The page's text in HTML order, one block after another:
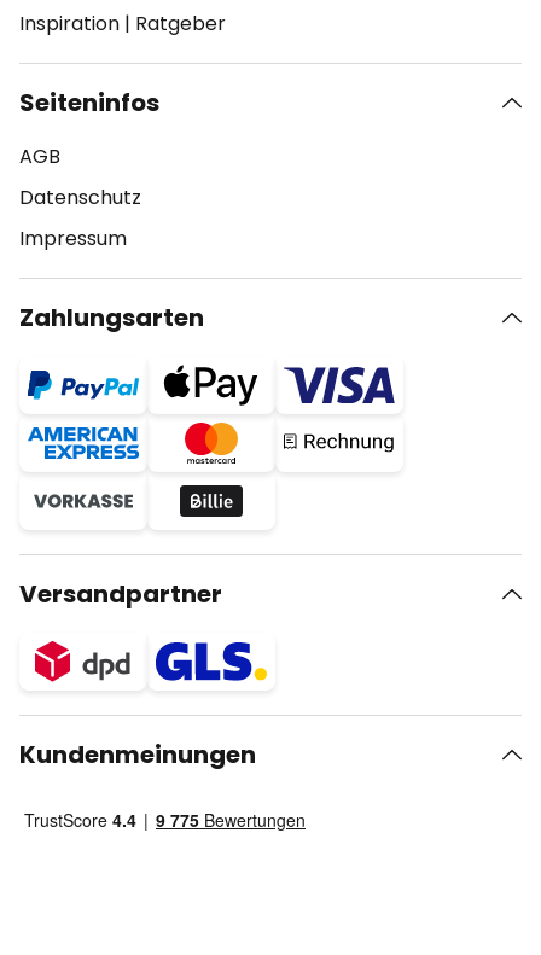
Inspiration | Ratgeber
Seiteninfos
AGB
Datenschutz
Impressum
Zahlungsarten
Versandpartner
Kundenmeinungen